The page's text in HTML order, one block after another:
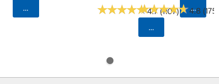
Seleccionar Código Postal
★★★★★
★★★★★4.7 (1107)
★★★★★
★★★★★4.8 (175)
Seleccionar